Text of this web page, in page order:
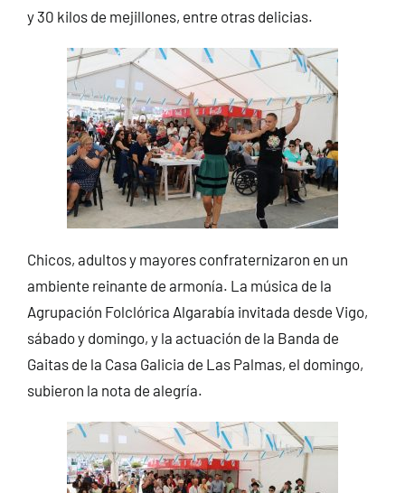
y 30 kilos de mejillones, entre otras delicias.
Chicos, adultos y mayores confraternizaron en un
ambiente reinante de armonía. La música de la
Agrupación Folclórica Algarabía invitada desde Vigo,
sábado y domingo, y la actuación de la Banda de
Gaitas de la Casa Galicia de Las Palmas, el domingo,
subieron la nota de alegría.